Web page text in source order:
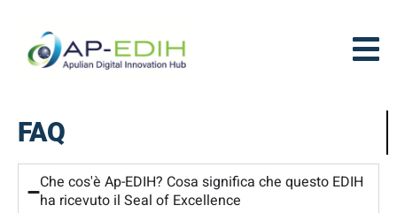
FAQ
Che cos'è Ap-EDIH? Cosa significa che questo EDIH
ha ricevuto il Seal of Excellence